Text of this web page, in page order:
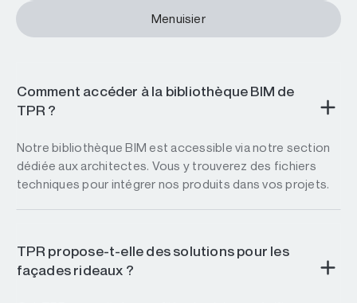
Menuisier
Comment accéder à la bibliothèque BIM de
TPR ?
Notre bibliothèque BIM est accessible via notre section
dédiée aux architectes. Vous y trouverez des fichiers
techniques pour intégrer nos produits dans vos projets.
TPR propose-t-elle des solutions pour les
façades rideaux ?